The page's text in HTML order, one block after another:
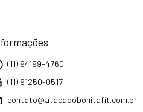
(11) 94199-4760
(11) 91250-0517
contato@atacadobonitafit.com.br